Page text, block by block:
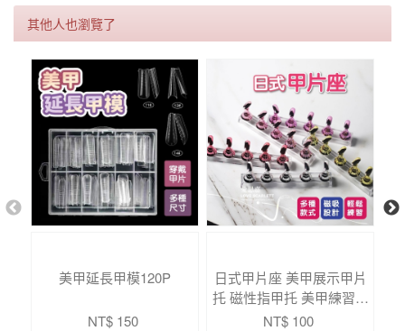
其他人也瀏覽了
美甲延長甲模120P
NT$ 150
日式甲片座 美甲展示甲片
托 磁性指甲托 美甲練習托
甲片托 練習甲座
NT$ 100